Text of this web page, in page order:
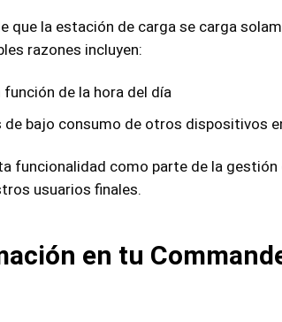
que la estación de carga se carga
razones incluyen:
de la hora del día
bajo consumo de otros dispositivos
funcionalidad como parte de la
usuarios finales.
en tu